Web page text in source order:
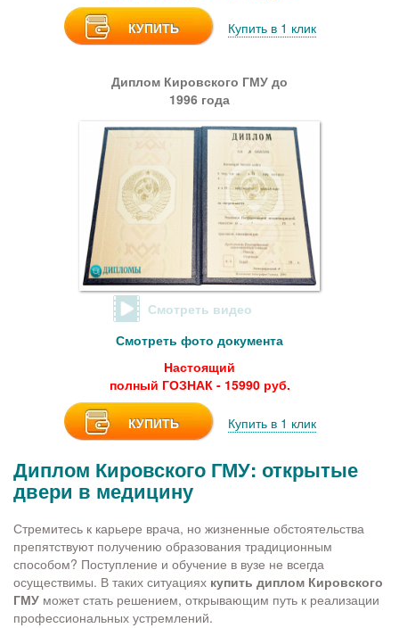
КУПИТЬ Купить в 1 клик
Диплом Кировского ГМУ до
1996 года
Смотреть видео
Смотреть фото документа
Настоящий
полный ГОЗНАК - 15990 руб.
КУПИТЬ Купить в 1 клик
Диплом Кировского ГМУ: открытые
двери в медицину
Стремитесь к карьере врача, но жизненные обстоятельства
препятствуют получению образования традиционным
способом? Поступление и обучение в вузе не всегда
осуществимы. В таких ситуациях купить диплом Кировского
ГМУ может стать решением, открывающим путь к реализации
профессиональных устремлений.